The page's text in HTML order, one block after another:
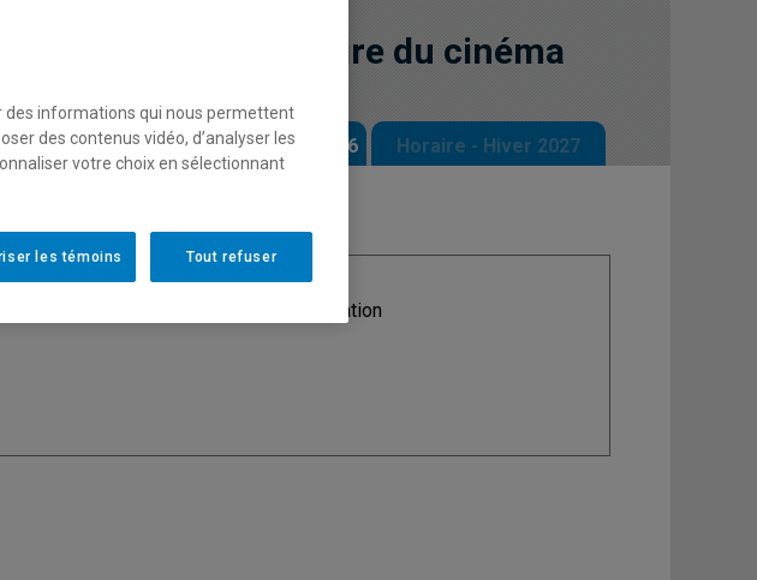
Parcours dans l'histoire du cinéma
Été 2026 Horaire - Automne 2026 Horaire - Hiver 2027
: Communication
des informations qui nous permettent
des contenus vidéo, d’analyser les
votre choix en sélectionnant
Tout refuser
les témoins